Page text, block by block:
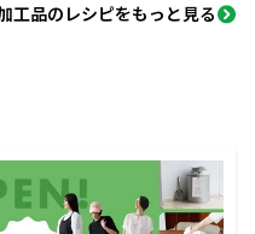
工品のレシピをもっと見る